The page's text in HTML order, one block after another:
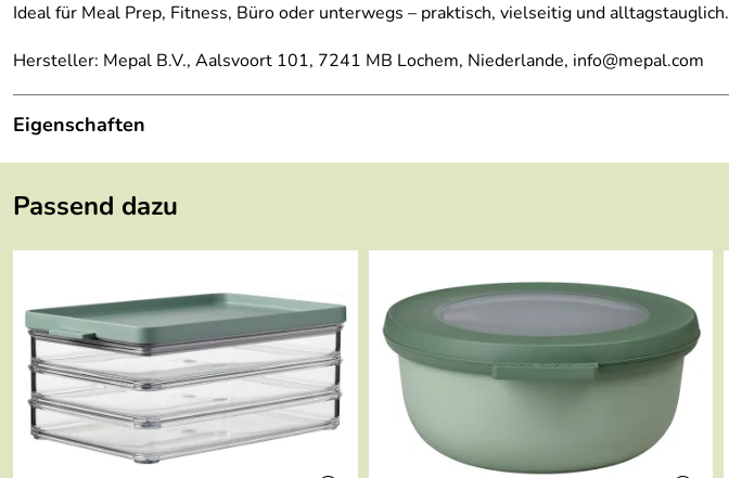
Ideal für Meal Prep, Fitness, Büro oder unterwegs – praktisch, vielseitig und alltagstauglich.
Hersteller: Mepal B.V., Aalsvoort 101, 7241 MB Lochem, Niederlande, info@mepal.com
Eigenschaften
Länge:
107 mm
Gewicht:
0,315 kg
Serie:
Ellipse Lunchpot
Material:
pp / pctg
Passend dazu